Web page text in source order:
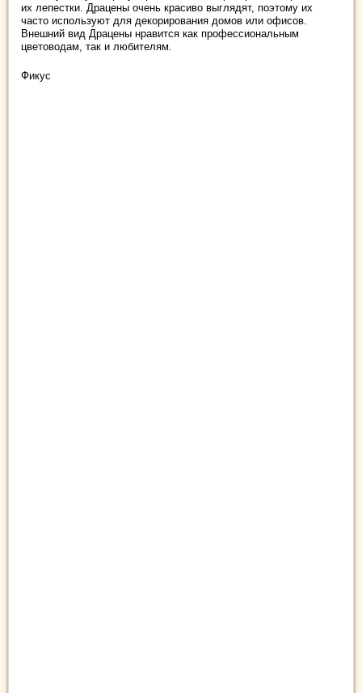
их лепестки. Драцены очень красиво выглядят, поэтому их
часто используют для декорирования домов или офисов.
Внешний вид Драцены нравится как профессиональным
цветоводам, так и любителям.
Фикус